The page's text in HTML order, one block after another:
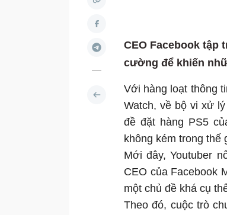
CEO Facebook tập
cường để khiến
Với hàng loạt thông
Watch, về bộ vi xử
đề đặt hàng PS5
không kém trong thế
Mới đây, Youtuber
CEO của Facebook
một chủ đề khá cụ
Theo đó, cuộc trò